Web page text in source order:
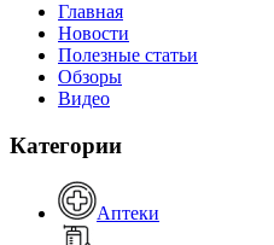
Главная
Новости
Полезные статьи
Обзоры
Видео
Категории
Аптеки